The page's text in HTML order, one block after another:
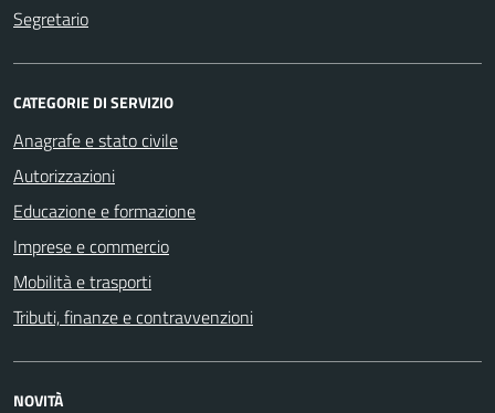
Segretario
CATEGORIE DI SERVIZIO
Anagrafe e stato civile
Autorizzazioni
Educazione e formazione
Imprese e commercio
Mobilità e trasporti
Tributi, finanze e contravvenzioni
NOVITÀ